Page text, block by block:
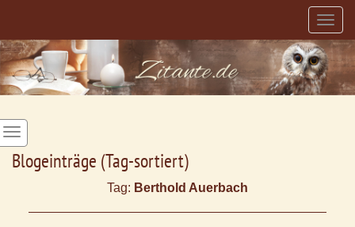
Blogeinträge (Tag-sortiert)
Tag: Berthold Auerbach